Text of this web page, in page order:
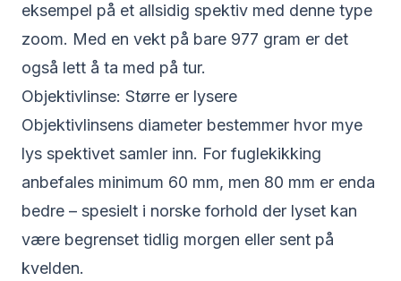
eksempel på et allsidig spektiv med denne type
zoom. Med en vekt på bare 977 gram er det
også lett å ta med på tur.
Objektivlinse: Større er lysere
Objektivlinsens diameter bestemmer hvor mye
lys spektivet samler inn. For fuglekikking
anbefales minimum 60 mm, men 80 mm er enda
bedre – spesielt i norske forhold der lyset kan
være begrenset tidlig morgen eller sent på
kvelden.